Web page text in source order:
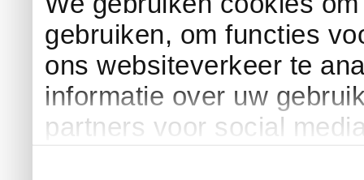
gebruiken, om functies
ons websiteverkeer te
informatie over uw
partners voor social